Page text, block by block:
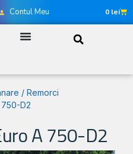
Contul Meu 0 lei
/ Remorci
D2
A 750-D2